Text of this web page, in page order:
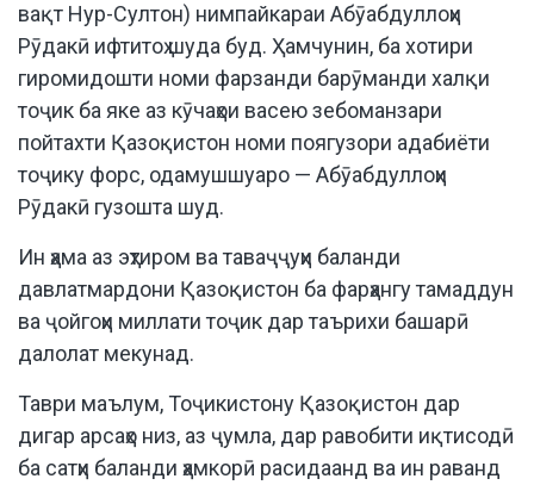
вақт Нур-Султон) нимпайкараи Абӯабдуллоҳи
Рӯдакӣ ифтитоҳ шуда буд. Ҳамчунин, ба хотири
гиромидошти номи фарзанди барӯманди халқи
тоҷик ба яке аз кӯчаҳои васею зебоманзари
пойтахти Қазоқистон номи поягузори адабиёти
тоҷику форс, одамушшуаро — Абӯабдуллоҳи
Рӯдакӣ гузошта шуд.
Ин ҳама аз эҳтиром ва таваҷҷуҳи баланди
давлатмардони Қазоқистон ба фарҳангу тамаддун
ва ҷойгоҳи миллати тоҷик дар таърихи башарӣ
далолат мекунад.
Таври маълум, Тоҷикистону Қазоқистон дар
дигар арсаҳо низ, аз ҷумла, дар равобити иқтисодӣ
ба сатҳи баланди ҳамкорӣ расидаанд ва ин раванд